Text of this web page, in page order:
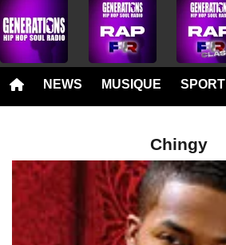
NEWS MUSIQUE SPORT
Chingy